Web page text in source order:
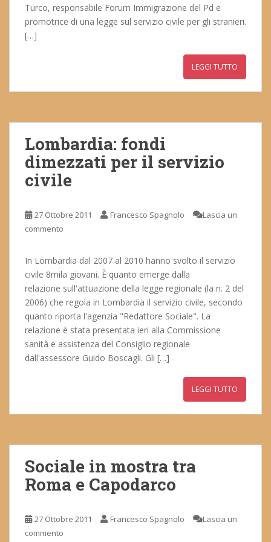
Turco, responsabile Forum Immigrazione del Pd e
promotrice di una legge sul servizio civile per gli stranieri.
[…]
LEGGI TUTTO
Lombardia: fondi
dimezzati per il servizio
civile
27 Ottobre 2011 Francesco Spagnolo
Lascia un
commento
In Lombardia dal 2007 al 2010 hanno svolto il servizio
civile 8mila giovani. È quanto emerge dalla
relazione sull'attuazione della legge regionale (la n. 2 del
2006) che regola in Lombardia il servizio civile, secondo
quanto riporta l'agenzia "Redattore Sociale". La
relazione è stata presentata ieri alla Commissione
sanità e assistenza del Consiglio regionale
dall'assessore Guido Boscagli. Gli […]
LEGGI TUTTO
Sociale in mostra tra
Roma e Capodarco
27 Ottobre 2011 Francesco Spagnolo
Lascia un
commento